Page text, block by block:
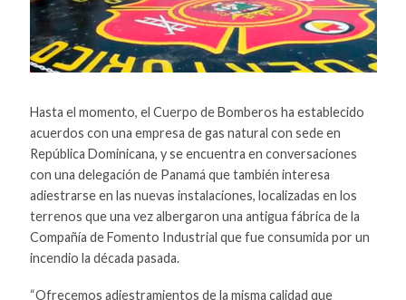
Hasta el momento, el Cuerpo de Bomberos ha establecido
acuerdos con una empresa de gas natural con sede en
República Dominicana, y se encuentra en conversaciones
con una delegación de Panamá que también interesa
adiestrarse en las nuevas instalaciones, localizadas en los
terrenos que una vez albergaron una antigua fábrica de la
Compañía de Fomento Industrial que fue consumida por un
incendio la década pasada.
“Ofrecemos adiestramientos de la misma calidad que